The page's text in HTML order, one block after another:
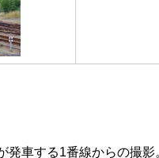
発車する1番線からの撮